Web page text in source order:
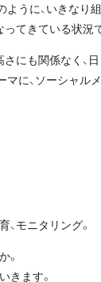
うに、いきなり
てきている状況
さにも関係なく、
に、ソーシャル
モニタリング。
。
きます。